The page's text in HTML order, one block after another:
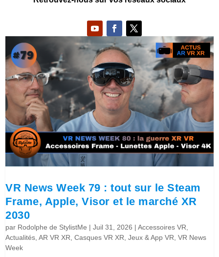
VR News Week 79 : tout sur le Steam
Frame, Apple, Visor et le marché XR
2030
par Rodolphe de StylistMe |Juil 31, 2026 |Accessoires VR
Actualités ,AR VR XR ,Casques VR XR ,Jeux & App VR ,VR News
Week